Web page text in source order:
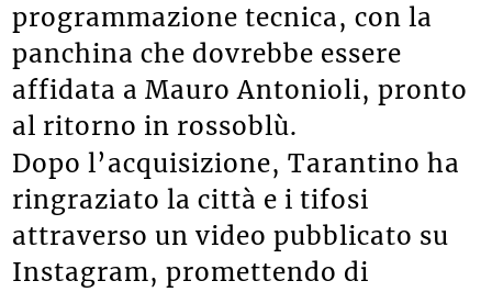
programmazione tecnica, con la
panchina che dovrebbe essere
affidata a Mauro Antonioli, pronto
al ritorno in rossoblù.
Dopo l’acquisizione, Tarantino ha
ringraziato la città e i tifosi
attraverso un video pubblicato su
Instagram, promettendo di